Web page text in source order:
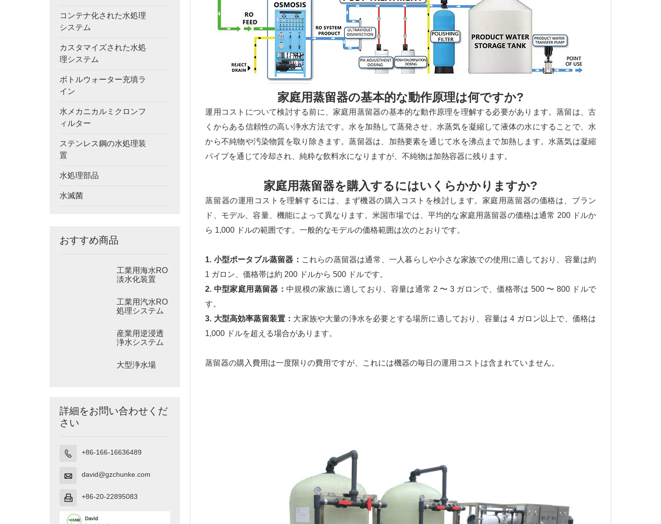
コンテナ化された水処理
システム
カスタマイズされた水処
理システム
ボトルウォーター充填ラ
イン
水メカニカルミクロンフ
ィルター
ステンレス鋼の水処理装
置
水処理部品
水滅菌
おすすめ商品
工業用海水RO
淡水化装置
工業用汽水RO
処理システム
産業用逆浸透
浄水システム
大型浄水場
詳細をお問い合わせくだ
さい
 +86-166-16636489
 david@gzchunke.com
 +86-20-22895083
家庭用蒸留器の基本的な動作原理は何ですか?
運用コストについて検討する前に、家庭用蒸留器の基本的な動作原理を理解する必要があります。蒸留は、古
くからある信頼性の高い浄水方法です。水を加熱して蒸発させ、水蒸気を凝縮して液体の水にすることで、水
から不純物や汚染物質を取り除きます。蒸留器は、加熱要素を通じて水を沸点まで加熱します。水蒸気は凝縮
パイプを通じて冷却され、純粋な飲料水になりますが、不純物は加熱容器に残ります。
家庭用蒸留器を購入するにはいくらかかりますか?
蒸留器の運用コストを理解するには、まず機器の購入コストを検討します。家庭用蒸留器の価格は、ブラン
ド、モデル、容量、機能によって異なります。米国市場では、平均的な家庭用蒸留器の価格は通常 200 ドルか
ら 1,000 ドルの範囲です。一般的なモデルの価格範囲は次のとおりです。
1. 小型ポータブル蒸留器： これらの蒸留器は通常、一人暮らしや小さな家族での使用に適しており、容量は約
1 ガロン、価格帯は約 200 ドルから 500 ドルです。
2. 中型家庭用蒸留器： 中規模の家族に適しており、容量は通常 2 〜 3 ガロンで、価格帯は 500 〜 800 ドルで
す。
3. 大型高効率蒸留装置： 大家族や大量の浄水を必要とする場所に適しており、容量は 4 ガロン以上で、価格は
1,000 ドルを超える場合があります。
蒸留器の購入費用は一度限りの費用ですが、これには機器の毎日の運用コストは含まれていません。